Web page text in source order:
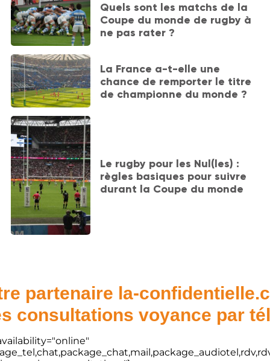
Quels sont les matchs de la
Coupe du monde de rugby à
ne pas rater ?
La France a-t-elle une
chance de remporter le titre
de championne du monde ?
Le rugby pour les Nul(les) :
règles basiques pour suivre
durant la Coupe du monde
partenaire la-
consultations voyance par